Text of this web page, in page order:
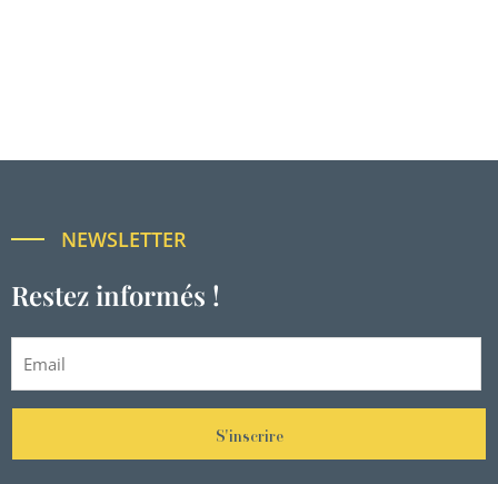
NEWSLETTER
Restez informés !
S'inscrire